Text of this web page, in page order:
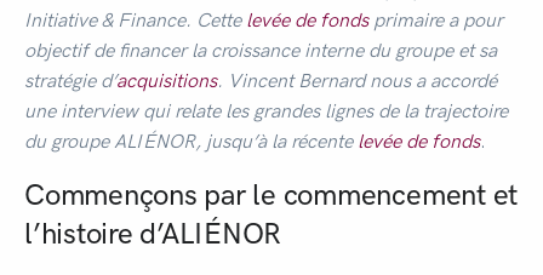
Initiative & Finance. Cette levée de fondsprimaire a pour
objectif de financer la croissance interne du groupe et sa
stratégie d’acquisitions. Vincent Bernard nous a accordé
une interview qui relate les grandes lignes de la trajectoire
du groupe ALIÉNOR, jusqu’à la récente levée de fonds.
Commençons par le commencement et
l’histoire d’ALIÉNOR